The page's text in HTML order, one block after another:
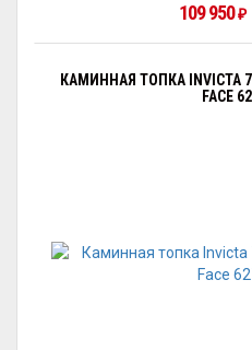
109 950₽
КАМИННАЯ ТОПКА INVICTA
FACE